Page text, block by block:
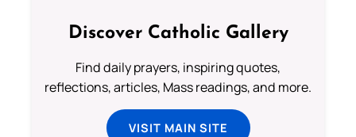
Discover Catholic Gallery
Find daily prayers, inspiring quotes,
reflections, articles, Mass readings, and more.
VISIT MAIN SITE